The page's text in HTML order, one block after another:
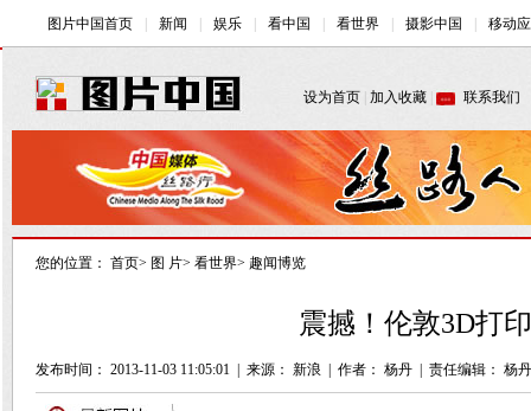
您的位置： 首页> 图 片> 看世界> 趣闻博览
震撼！伦敦3D打
发布时间： 2013-11-03 11:05:01 来源： 新浪 作者： 杨丹 责任编辑： 杨丹